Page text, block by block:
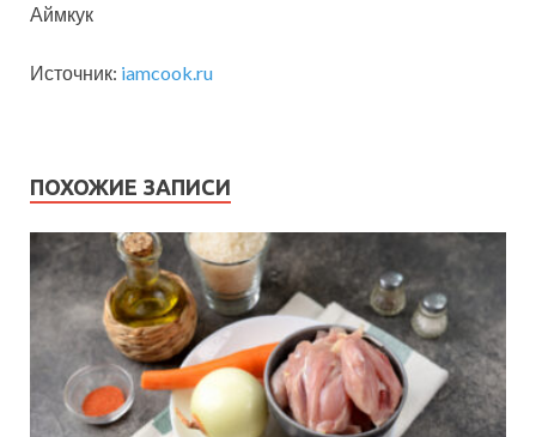
Аймкук
Источник: iamcook.ru
ПОХОЖИЕ ЗАПИСИ